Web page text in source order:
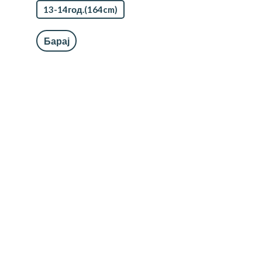
13-14год.(164cm)
Барај